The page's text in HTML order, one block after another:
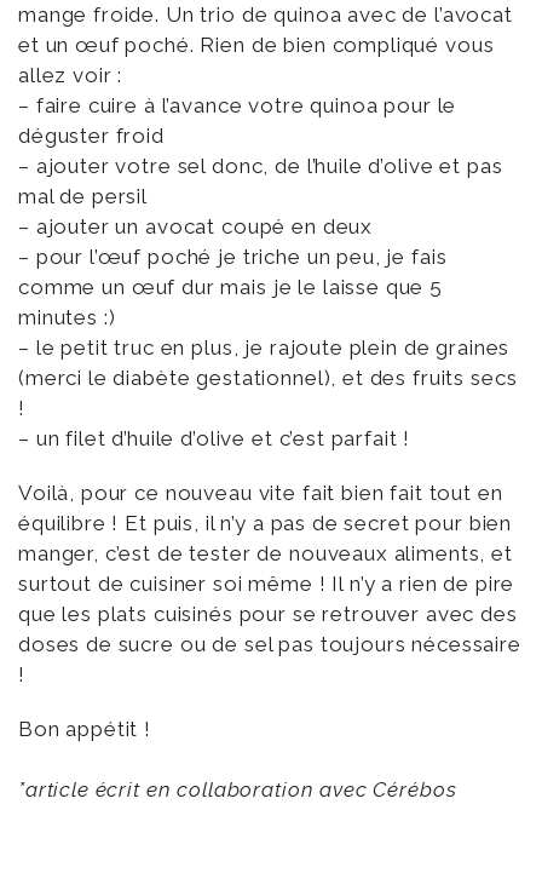
mange froide. Un trio de quinoa avec de l’avocat
et un œuf poché. Rien de bien compliqué vous
allez voir :
– faire cuire à l’avance votre quinoa pour le
déguster froid
– ajouter votre sel donc, de l’huile d’olive et pas
mal de persil
– ajouter un avocat coupé en deux
– pour l’œuf poché je triche un peu, je fais
comme un œuf dur mais je le laisse que 5
minutes :)
– le petit truc en plus, je rajoute plein de graines
(merci le diabète gestationnel), et des fruits secs
!
– un filet d’huile d’olive et c’est parfait !
Voilà, pour ce nouveau vite fait bien fait tout en
équilibre ! Et puis, il n’y a pas de secret pour bien
manger, c’est de tester de nouveaux aliments, et
surtout de cuisiner soi même ! Il n’y a rien de pire
que les plats cuisinés pour se retrouver avec des
doses de sucre ou de sel pas toujours nécessaire
!
Bon appétit !
*article écrit en collaboration avec Cérébos